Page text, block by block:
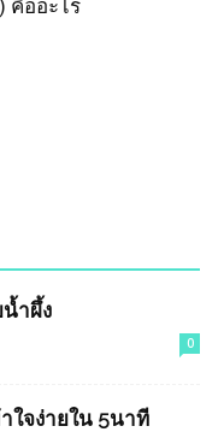
คืออะไร
ำผึ้ง
0
ใจง่ายใน 5นาที